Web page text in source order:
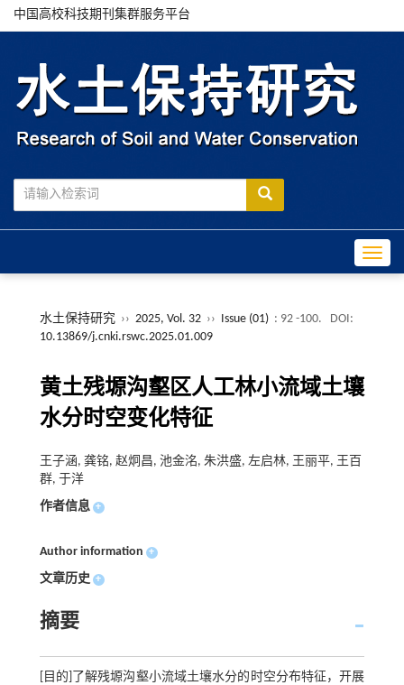
中国高校科技期刊集群服务平台
水土保持研究 ›› 2025, Vol. 32 ›› Issue (01) : 92 -100.
DOI:
10.13869/j.cnki.rswc.2025.01.009
黄土残塬沟壑区人工林小流域土壤
水分时空变化特征
王子涵, 龚铭, 赵炯昌, 池金洺, 朱洪盛, 左启林, 王丽平, 王百
群, 于洋
作者信息 +
Author information +
文章历史 +
摘要
[目的]了解残塬沟壑小流域土壤水分的时空分布特征，开展